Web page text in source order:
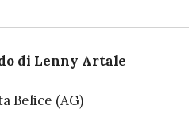
di Lenny Artale
Belice (AG)